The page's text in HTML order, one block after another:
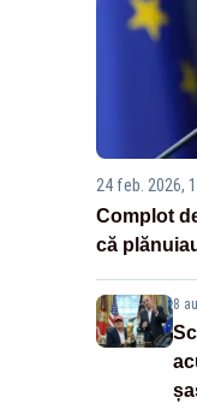
24 feb. 2026,
Complot
că
8